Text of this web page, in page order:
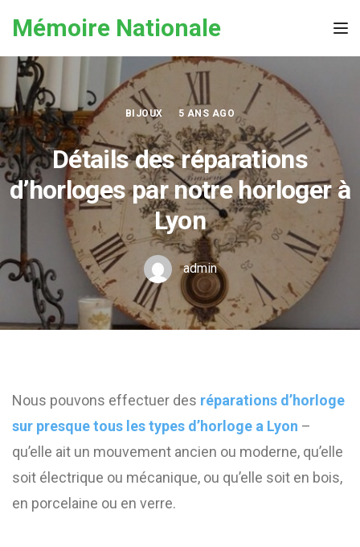
Mémoire Nationale
BIJOUX 5 ANS AGO
Détails des réparations
d’horloges par notre horloger à
Lyon
admin
Nous pouvons effectuer des réparations d’horloge
sur presque tous les types d’horloge a Lyon –
qu’elle ait un mouvement ancien ou moderne, qu’elle
soit électrique ou mécanique, ou qu’elle soit en bois,
en porcelaine ou en verre.